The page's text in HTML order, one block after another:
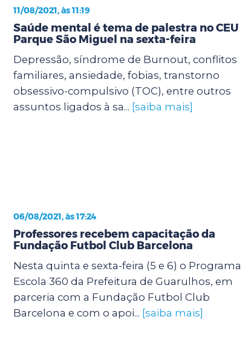
11/08/2021, às 11:19
Saúde mental é tema de palestra no CEU
Parque São Miguel na sexta-feira
Depressão, síndrome de Burnout, conflitos
familiares, ansiedade, fobias, transtorno
obsessivo-compulsivo (TOC), entre outros
assuntos ligados à sa... [saiba mais]
06/08/2021, às 17:24
Professores recebem capacitação da
Fundação Futbol Club Barcelona
Nesta quinta e sexta-feira (5 e 6) o Programa
Escola 360 da Prefeitura de Guarulhos, em
parceria com a Fundação Futbol Club
Barcelona e com o apoi... [saiba mais]